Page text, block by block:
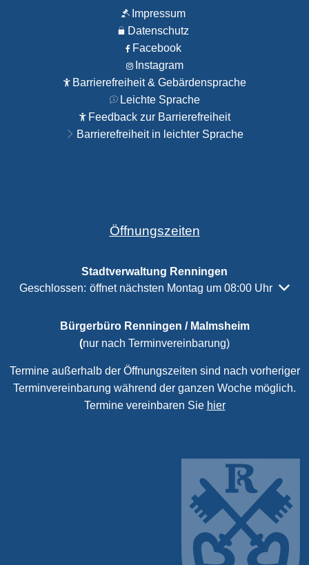
Impressum
Datenschutz
Facebook
Instagram
Barrierefreiheit & Gebärdensprache
Leichte Sprache
Feedback zur Barrierefreiheit
Barrierefreiheit in leichter Sprache
Öffnungszeiten
Stadtverwaltung Renningen
Klicken, um weitere Öffnungs- oder Schließzeiten
Geschlossen: öffnet nächsten Montag um 08:00 Uhr
Bürgerbüro Renningen / Malmsheim
(nur nach Terminvereinbarung)
Termine außerhalb der Öffnungszeiten sind nach vorheriger
Terminvereinbarung während der ganzen Woche möglich.
Termine vereinbaren Sie hier